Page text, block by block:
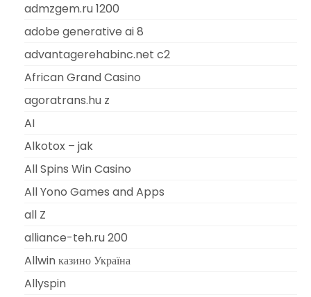
admzgem.ru 1200
adobe generative ai 8
advantagerehabinc.net c2
African Grand Casino
agoratrans.hu z
AI
Alkotox – jak
All Spins Win Casino
All Yono Games and Apps
all Z
alliance-teh.ru 200
Allwin казино Україна
Allyspin